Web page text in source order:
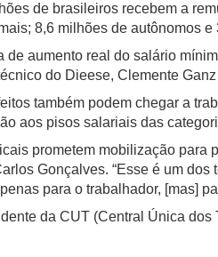
de brasileiros recebem a
8,6 milhões de autônomos
de aumento real do salário
do Dieese, Clemente
também podem chegar a
aos pisos salariais das
prometem mobilização para
Gonçalves. “Esse é um
para o trabalhador, [mas]
da CUT (Central Única